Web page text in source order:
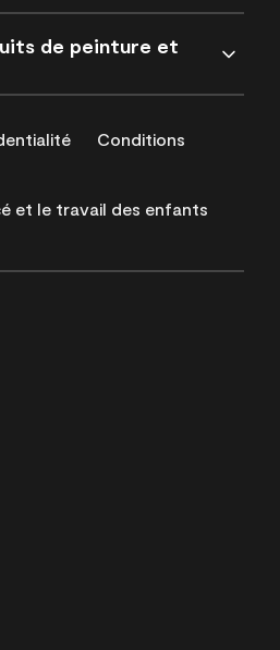
de peinture et
Conditions
et le travail des enfants